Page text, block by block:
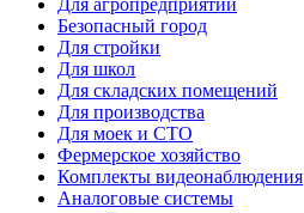
Для агропредприятий
Безопасный город
Для стройки
Для школ
Для складских помещений
Для производства
Для моек и СТО
Фермерское хозяйство
Комплекты видеонаблюдения
Аналоговые системы